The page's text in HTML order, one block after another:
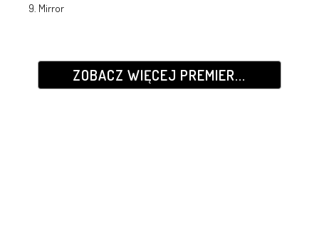
9. Mirror
ZOBACZ WIĘCEJ PREMIER...